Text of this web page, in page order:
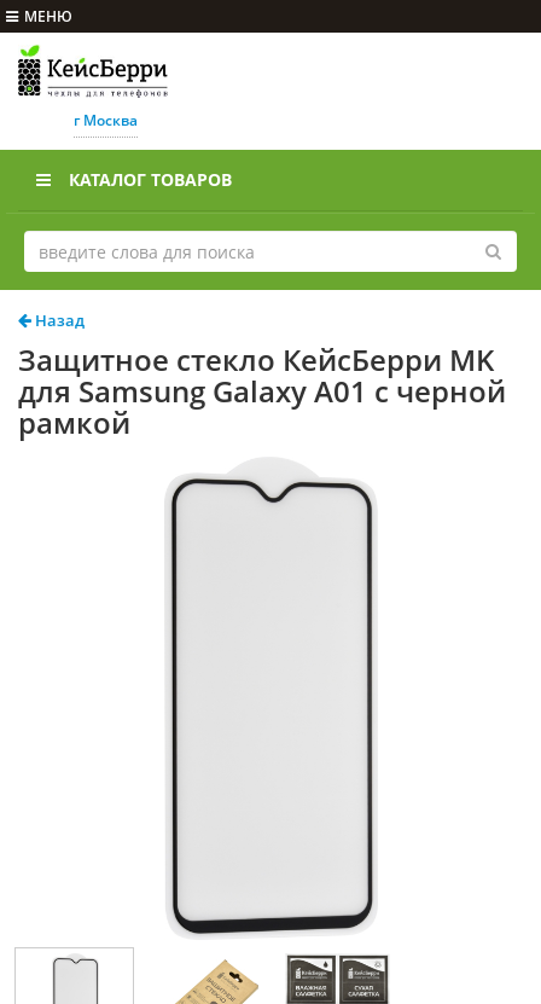
МЕНЮ
г Москва
КАТАЛОГ ТОВАРОВ
Назад
Защитное стекло КейсБерри MK
для Samsung Galaxy A01 с черной
рамкой